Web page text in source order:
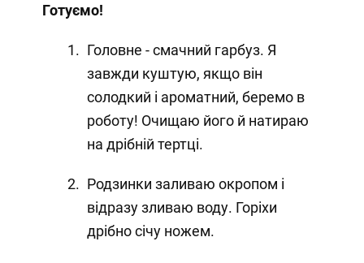
Готуємо!
Головне - смачний гарбуз. Я
завжди куштую, якщо він
солодкий і ароматний, беремо в
роботу! Очищаю його й натираю
на дрібній тертці.
Родзинки заливаю окропом і
відразу зливаю воду. Горіхи
дрібно січу ножем.